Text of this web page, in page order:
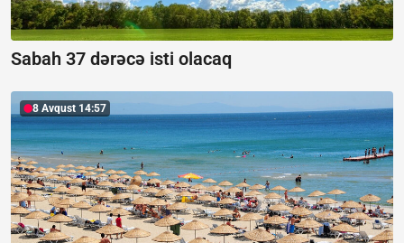
Sabah 37 dərəcə isti olacaq
8 Avqust 14:57